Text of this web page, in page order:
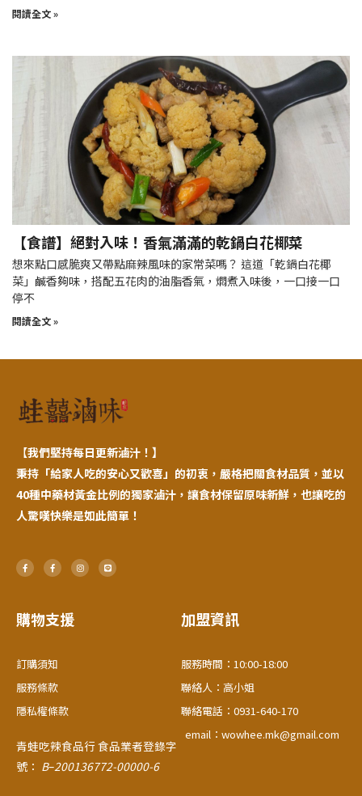
閱讀全文 »
【食譜】絕對入味！香氣滿滿的乾鍋白花椰菜
想來點口感脆爽又帶點麻辣風味的家常菜嗎？ 這道「乾鍋白花椰
菜」鹹香夠味，搭配五花肉的油脂香氣，燜煮入味後，一口接一口
停不
閱讀全文 »
【我們堅持每日更新滷汁！】
秉持「給家人吃的安心又歡喜」的初衷，嚴格把關食材品質，並以
40種中藥材黃金比例的獨家滷汁，讓食材保留原味新鮮，也讓吃的
人驚嘆快樂是如此簡單！
F
a
c
k
-
F
a
c
k
-
I
n
s
L
i
n
購物支援
訂購須知
服務條款
隱私權條款
青蛙吃辣食品行 食品業者登錄字
號： B–200136772-00000-6
加盟資訊
服務時間：10:00-18:00
聯絡人：高小姐
聯絡電話：0931-640-170
email：wowhee.mk@gmail.com